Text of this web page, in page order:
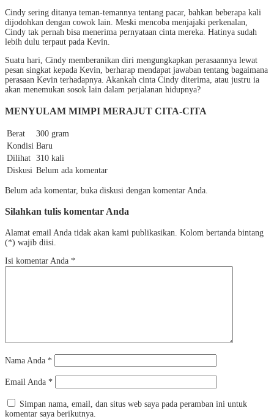
Cindy sering ditanya teman-temannya tentang pacar, bahkan beberapa kali
dijodohkan dengan cowok lain. Meski mencoba menjajaki perkenalan,
Cindy tak pernah bisa menerima pernyataan cinta mereka. Hatinya sudah
lebih dulu terpaut pada Kevin.
Suatu hari, Cindy memberanikan diri mengungkapkan perasaannya lewat
pesan singkat kepada Kevin, berharap mendapat jawaban tentang bagaimana
perasaan Kevin terhadapnya. Akankah cinta Cindy diterima, atau justru ia
akan menemukan sosok lain dalam perjalanan hidupnya?
MENYULAM MIMPI MERAJUT CITA-CITA
Berat
300 gram
Kondisi Baru
Dilihat 310 kali
Diskusi Belum ada komentar
Belum ada komentar, buka diskusi dengan komentar Anda.
Silahkan tulis komentar Anda
Alamat email Anda tidak akan kami publikasikan. Kolom bertanda bintang
(*) wajib diisi.
Isi komentar Anda *
Nama Anda *
Email Anda *
Simpan nama, email, dan situs web saya pada peramban ini untuk
komentar saya berikutnya.